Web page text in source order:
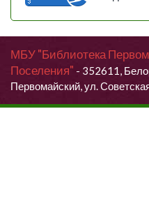
МБУ "Библиотека
Поселения" - 352611,
Первомайский, ул.